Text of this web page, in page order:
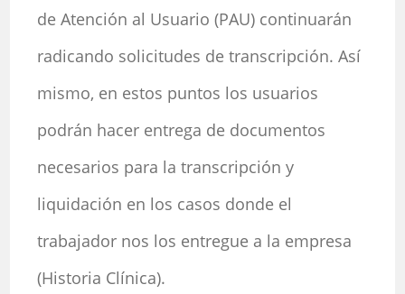
de Atención al Usuario (PAU) continuarán
radicando solicitudes de transcripción. Así
mismo, en estos puntos los usuarios
podrán hacer entrega de documentos
necesarios para la transcripción y
liquidación en los casos donde el
trabajador nos los entregue a la empresa
(Historia Clínica).